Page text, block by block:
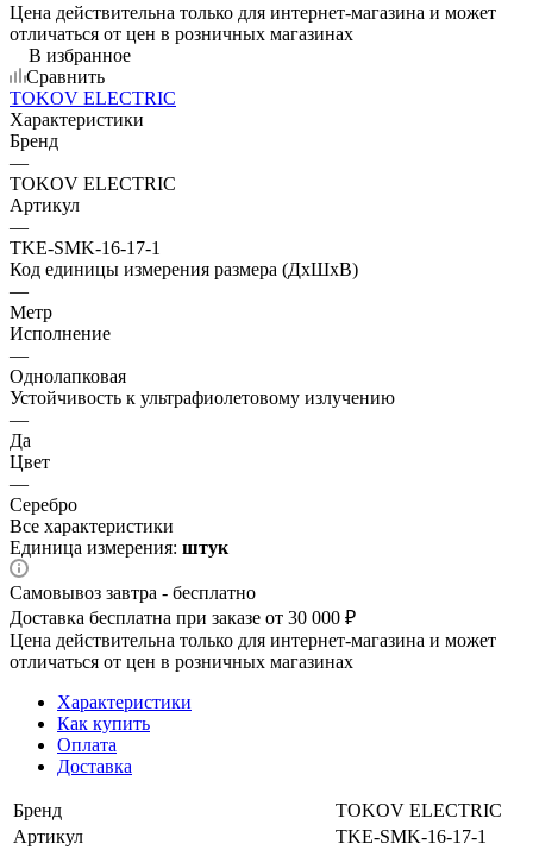
Цена действительна только для интернет-магазина и может
отличаться от цен в розничных магазинах
В избранное
Сравнить
TOKOV ELECTRIC
Характеристики
Бренд
—
TOKOV ELECTRIC
Артикул
—
TKE-SMK-16-17-1
Код единицы измерения размера (ДхШхВ)
—
Метр
Исполнение
—
Однолапковая
Устойчивость к ультрафиолетовому излучению
—
Да
Цвет
—
Серебро
Все характеристики
Единица измерения: штук
Самовывоз завтра - бесплатно
Доставка бесплатна при заказе от 30 000 ₽
Цена действительна только для интернет-магазина и может
отличаться от цен в розничных магазинах
Характеристики
Как купить
Оплата
Доставка
Бренд
TOKOV ELECTRIC
Артикул
TKE-SMK-16-17-1